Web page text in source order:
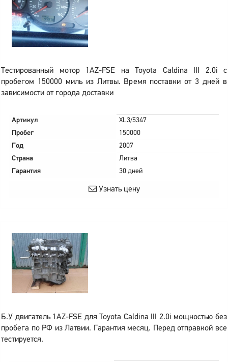
Тестированный мотор 1AZ-FSE на Toyota Caldina III 2.0i с
пробегом 150000 миль из Литвы. Время поставки от 3 дней в
зависимости от города доставки
Артикул
XL3/5347
Пробег
150000
Год
2007
Страна
Литва
Гарантия
30 дней
Узнать цену
Б.У двигатель 1AZ-FSE для Toyota Caldina III 2.0i мощностью без
пробега по РФ из Латвии. Гарантия месяц. Перед отправкой все
тестируется.